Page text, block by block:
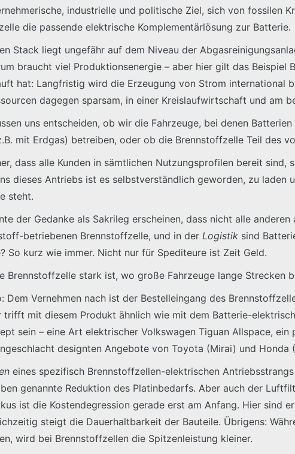
industrielle und politische Ziel, sich von fossilen
die passende elektrische Komplementärlösung zur Batterie.
Stack liegt ungefähr auf dem Niveau der
braucht viel Produktionsenergie – aber hier gilt das Beispiel
hat: Langfristig wird die Erzeugung von Strom international
dagegen sparsam, in einer Kreislaufwirtschaft und am
uns entscheiden, ob wir die Fahrzeuge, bei denen
mit Erdgas) betreiben, oder ob die Brennstoffzelle Teil des
dass alle Kunden in sämtlichen Nutzungsprofilen bereit
dieses Antriebs ist es selbstverständlich geworden, zu
steht.
der Gedanke als Sakrileg erscheinen, dass nicht alle
betriebenen Brennstoffzelle, und in der Logistik sind
So kurz wie immer. Nicht nur für Spediteure ist Zeit Geld.
Brennstoffzelle stark ist, wo große Fahrzeuge lange Strecken
Dem Vernehmen nach ist der Bestelleingang des
trifft mit diesem Produkt ähnlich wie mit dem Batterie-
sein – eine Art elektrischer Volkswagen Tiguan Allspace,
designten Angebote von Toyota (Mirai) und Honda
eines spezifisch Brennstoffzellen-elektrischen Antriebsstrangs
genannte Reduktion des Platinbedarfs. Aber auch der
ist die Kostendegression gerade erst am Anfang. Hier sind
steigt die Dauerhaltbarkeit der Bauteile. Übrigens:
wird bei Brennstoffzellen die Spitzenleistung kleiner.